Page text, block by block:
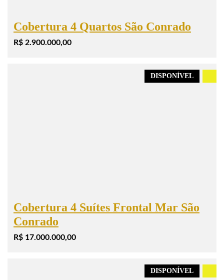
Cobertura 4 Quartos São Conrado
R$ 2.900.000,00
DISPONÍVEL
Cobertura 4 Suítes Frontal Mar São
Conrado
R$ 17.000.000,00
DISPONÍVEL